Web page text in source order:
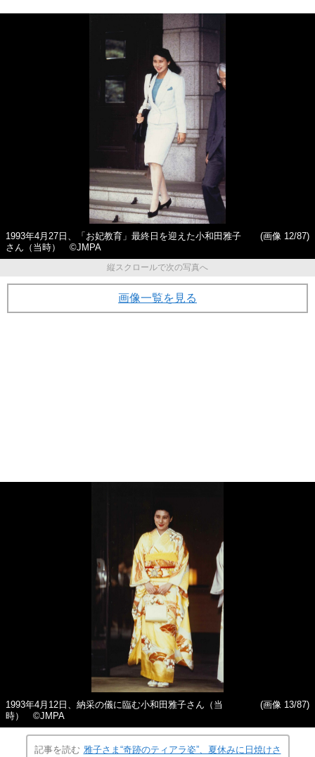
1993年4月27日、「お妃教育」最終日を迎えた小和田雅子
さん（当時） ©JMPA
(画像 12/87)
縦スクロールで次の写真へ
画像一覧を見る
1993年4月12日、納采の儀に臨む小和田雅子さん（当
時） ©JMPA
(画像 13/87)
記事を読む 雅子さま“奇跡のティアラ姿”、夏休みに日焼けさ